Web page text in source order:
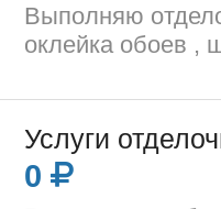
Выполняю
оклейка обоев ,
Услуги
0